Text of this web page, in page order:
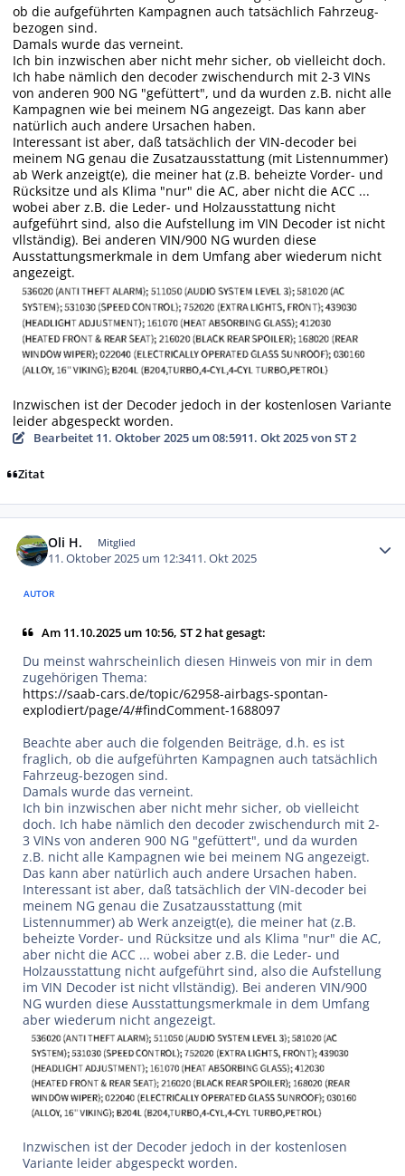
ob die aufgeführten Kampagnen auch tatsächlich Fahrzeug-
bezogen sind.
Damals wurde das verneint.
Ich bin inzwischen aber nicht mehr sicher, ob vielleicht doch.
Ich habe nämlich den decoder zwischendurch mit 2-3 VINs
von anderen 900 NG "gefüttert", und da wurden z.B. nicht alle
Kampagnen wie bei meinem NG angezeigt. Das kann aber
natürlich auch andere Ursachen haben.
Interessant ist aber, daß tatsächlich der VIN-decoder bei
meinem NG genau die Zusatzausstattung (mit Listennummer)
ab Werk anzeigt(e), die meiner hat (z.B. beheizte Vorder- und
Rücksitze und als Klima "nur" die AC, aber nicht die ACC ...
wobei aber z.B. die Leder- und Holzausstattung nicht
aufgeführt sind, also die Aufstellung im VIN Decoder ist nicht
vllständig). Bei anderen VIN/900 NG wurden diese
Ausstattungsmerkmale in dem Umfang aber wiederum nicht
angezeigt.
Inzwischen ist der Decoder jedoch in der kostenlosen Variante
leider abgespeckt worden.
Bearbeitet 11. Oktober 2025 um 08:5911. Okt 2025von ST 2
Zitat
Oli H. Mitglied
11. Oktober 2025 um 12:3411. Okt 2025
AUTOR
Am 11.10.2025 um 10:56, ST 2 hat gesagt:
Du meinst wahrscheinlich diesen Hinweis von mir in dem
zugehörigen Thema:
https://saab-cars.de/topic/62958-airbags-spontan-
explodiert/page/4/#findComment-1688097
Beachte aber auch die folgenden Beiträge, d.h. es ist
fraglich, ob die aufgeführten Kampagnen auch tatsächlich
Fahrzeug-bezogen sind.
Damals wurde das verneint.
Ich bin inzwischen aber nicht mehr sicher, ob vielleicht
doch. Ich habe nämlich den decoder zwischendurch mit 2-
3 VINs von anderen 900 NG "gefüttert", und da wurden
z.B. nicht alle Kampagnen wie bei meinem NG angezeigt.
Das kann aber natürlich auch andere Ursachen haben.
Interessant ist aber, daß tatsächlich der VIN-decoder bei
meinem NG genau die Zusatzausstattung (mit
Listennummer) ab Werk anzeigt(e), die meiner hat(z.B.
beheizte Vorder- und Rücksitze und als Klima "nur" die AC,
aber nicht die ACC ... wobei aber z.B. die Leder- und
Holzausstattung nicht aufgeführt sind, also die Aufstellung
im VIN Decoder ist nicht vllständig). Bei anderen VIN/900
NG wurden diese Ausstattungsmerkmale in dem Umfang
aber wiederum nicht angezeigt.
Inzwischen ist der Decoder jedoch in der kostenlosen
Variante leider abgespeckt worden.